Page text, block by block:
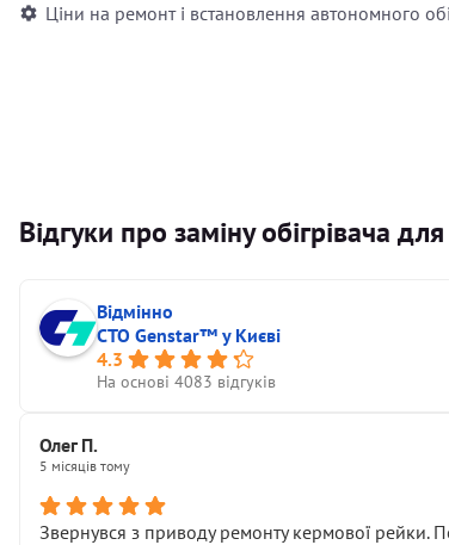
Ціни на ремонт і встановлення автономного
Відгуки про заміну обігрівача
Відмінно
СТО Genstar™ у Києві
4.3
На основі 4083 відгуків
Олег П.
5 місяців тому
Звернувся з приводу ремонту кермової рейки.